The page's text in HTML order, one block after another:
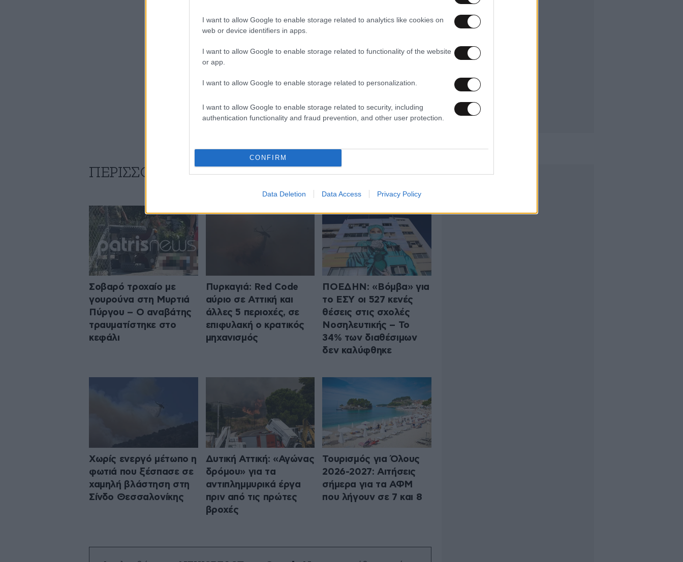
I want to allow Google to enable storage related to analytics like cookies on
web or device identifiers in apps.
I want to allow Google to enable storage related to functionality of the website
or app.
I want to allow Google to enable storage related to personalization.
I want to allow Google to enable storage related to security, including
authentication functionality and fraud prevention, and other user protection.
CONFIRM
Data Deletion Data Access Privacy Policy
ΠΕΡΙΣΣΟΤΕΡΑ ΑΠΟ ΤΗΝ ΕΛΛΑΔΑ ΟΛΑ ΤΑ ΑΡΘΡΑ
Σοβαρό τροχαίο με
γουρούνα στη Μυρτιά
Πύργου – Ο αναβάτης
τραυματίστηκε στο
κεφάλι
Πυρκαγιά: Red Code
αύριο σε Αττική και
άλλες 5 περιοχές, σε
επιφυλακή ο κρατικός
μηχανισμός
ΠΟΕΔΗΝ: «Βόμβα» για
το ΕΣΥ οι 527 κενές
θέσεις στις σχολές
Νοσηλευτικής – Το
34% των διαθέσιμων
δεν καλύφθηκε
Χωρίς ενεργό μέτωπο η
φωτιά που ξέσπασε σε
χαμηλή βλάστηση στη
Σίνδο Θεσσαλονίκης
Δυτική Αττική: «Αγώνας
δρόμου» για τα
αντιπλημμυρικά έργα
πριν από τις πρώτες
βροχές
Τουρισμός για Όλους
2026-2027: Αιτήσεις
σήμερα για τα ΑΦΜ
που λήγουν σε 7 και 8